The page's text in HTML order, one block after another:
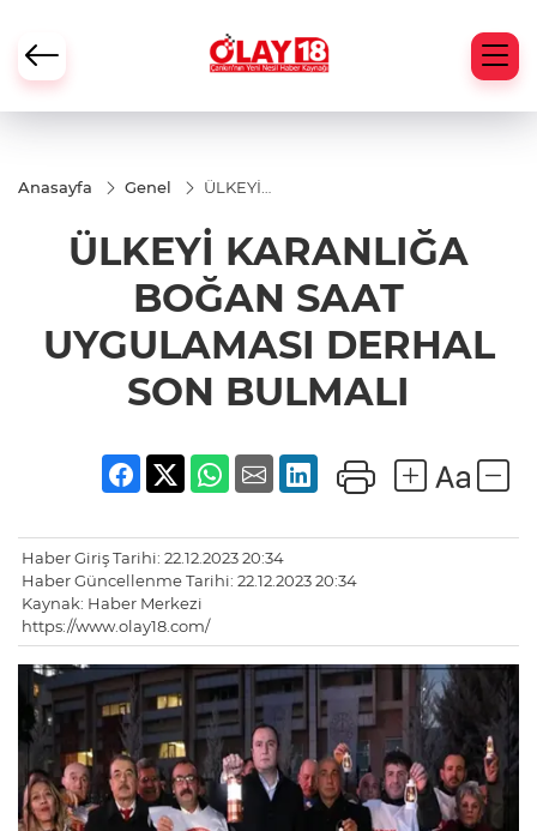
Anasayfa Genel
ÜLKEYİ
BOĞAN SAAT
UYGULAMASI
DERHAL
SON
BULMALI
ÜLKEYİ KARANLIĞA
BOĞAN SAAT
UYGULAMASI DERHAL
SON BULMALI
Haber Giriş Tarihi: 22.12.2023 20:34
Haber Güncellenme Tarihi: 22.12.2023 20:34
Kaynak: Haber Merkezi
https://www.olay18.com/